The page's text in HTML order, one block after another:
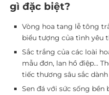
gì đặc biệt?
Vòng hoa tang lễ tông
biểu tượng của tình yêu
Sắc trắng của các loài
mẫu đơn, lan hồ điệp…
tiếc thương sâu sắc
Sen đá với sức sống